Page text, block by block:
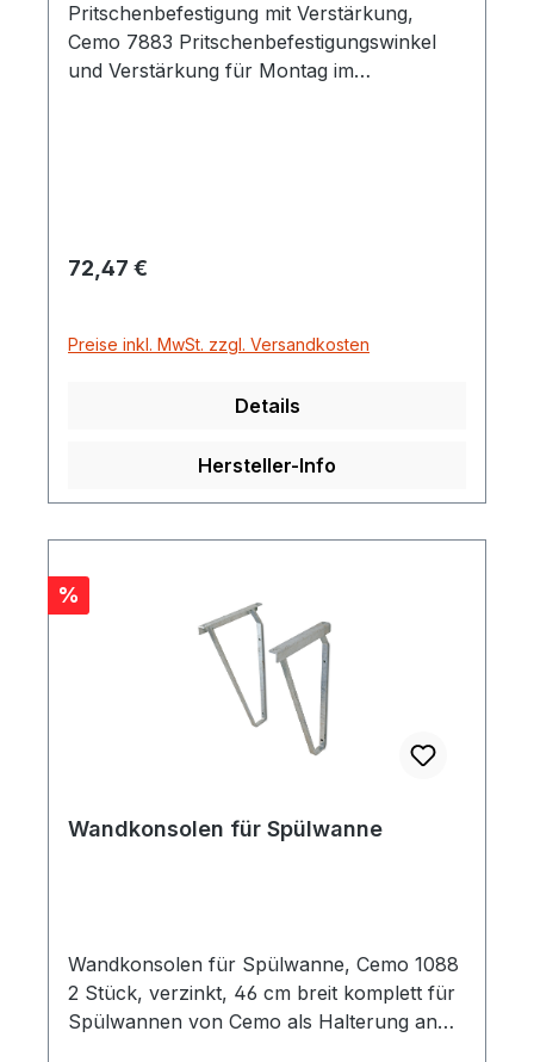
Pritschenbefestigung mit Verstärkung,
Cemo 7883 Pritschenbefestigungswinkel
und Verstärkung für Montag im
Regulärer Preis:
72,47 €
Preise inkl. MwSt. zzgl. Versandkosten
Details
Hersteller-Info
Rabatt
%
Wandkonsolen für Spülwanne
Wandkonsolen für Spülwanne, Cemo 1088
2 Stück, verzinkt, 46 cm breit komplett für
Spülwannen von Cemo als Halterung an